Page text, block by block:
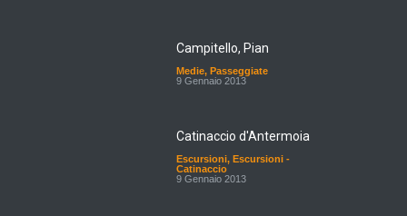
Medie,Passeggiate
9 Gennaio 2013
Escursioni,Escursioni -
Catinaccio
9 Gennaio 2013